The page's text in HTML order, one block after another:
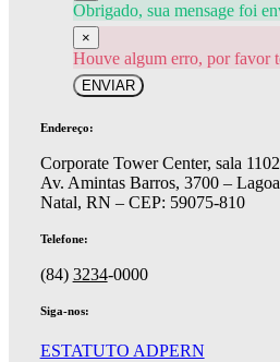
Obrigado, sua mensage foi
×
Houve algum erro, por favor
ENVIAR
Endereço:
Corporate Tower Center, sala
Av. Amintas Barros, 3700 –
Natal, RN – CEP: 59075-810
Telefone:
(84) 3234-0000
Siga-nos:
ESTATUTO ADPERN